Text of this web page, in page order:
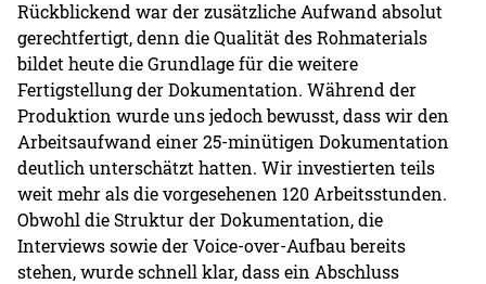
Rückblickend war der zusätzliche Aufwand absolut
gerechtfertigt, denn die Qualität des Rohmaterials
bildet heute die Grundlage für die weitere
Fertigstellung der Dokumentation. Während der
Produktion wurde uns jedoch bewusst, dass wir den
Arbeitsaufwand einer 25-minütigen Dokumentation
deutlich unterschätzt hatten. Wir investierten teils
weit mehr als die vorgesehenen 120 Arbeitsstunden.
Obwohl die Struktur der Dokumentation, die
Interviews sowie der Voice-over-Aufbau bereits
stehen, wurde schnell klar, dass ein Abschluss